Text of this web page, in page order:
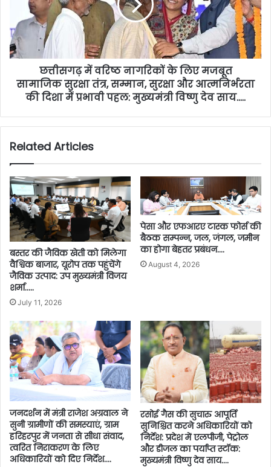
छत्तीसगढ़ में वरिष्ठ नागरिकों के लिए मजबूत
सामाजिक सुरक्षा तंत्र, सम्मान, सुरक्षा और आत्मनिर्भरता
की दिशा में प्रभावी पहल: मुख्यमंत्री विष्णु देव साय…..
Related Articles
बस्तर की जैविक खेती को मिलेगा
वैश्विक बाजार, यूरोप तक पहुंचेंगे
जैविक उत्पाद: उप मुख्यमंत्री विजय
शर्मा…..
July 11, 2026
पेसा और एफआरए टास्क फोर्स की
बैठक सम्पन्न, जल, जंगल, जमीन
का होगा बेहतर प्रबंधन….
August 4, 2026
जनदर्शन में मंत्री राजेश अग्रवाल ने
सुनी ग्रामीणों की समस्याएं, ग्राम
हरिहरपुर में जनता से सीधा संवाद,
त्वरित निराकरण के लिए
अधिकारियों को दिए निर्देश….
रसोई गैस की सुचारु आपूर्ति
सुनिश्चित करने अधिकारियों को
निर्देश: प्रदेश में एलपीजी, पेट्रोल
और डीजल का पर्याप्त स्टॉक:
मुख्यमंत्री विष्णु देव साय….